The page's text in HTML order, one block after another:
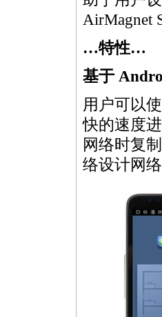
AirMagnet
…特性…
基于
用户可以
快的速度
网络时复
络设计网